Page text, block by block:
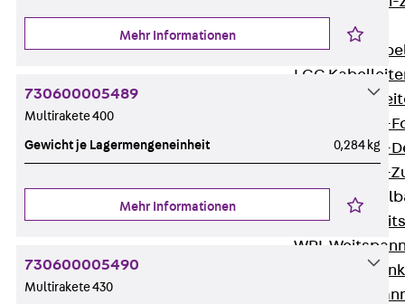
Kabelleitern
Zurück
LGG
LGGS
Kabelleitern-
Kabelleitern-
Kabelleitern-
Zurück
WPL
WL
WPR
Mehr Informationen
730600005489
Multirakete 400
Gewicht je Lagermengeneinheit 0,284 kg
Mehr Informationen
730600005490
Multirakete 430